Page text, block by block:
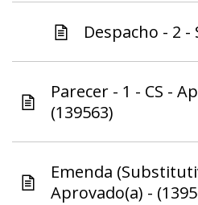
Despacho - 2 -
Parecer - 1 - CS -
(139563)
Emenda
Aprovado(a) -